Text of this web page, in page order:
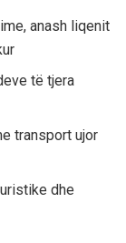
anash liqenit
të tjera
transport ujor
dhe